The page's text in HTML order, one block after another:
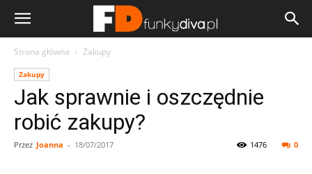
Strona główna Zakupy
Zakupy
Jak sprawnie i oszczędnie
robić zakupy?
Przez Joanna - 18/07/2017 0
1476